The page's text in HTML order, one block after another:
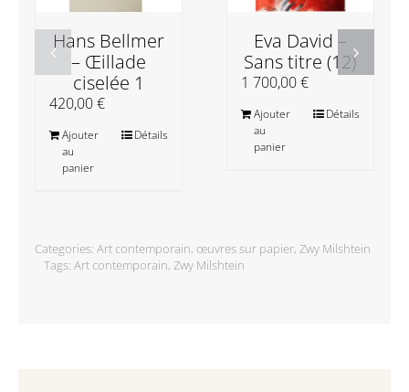
Hans Bellmer
– Œillade
ciselée 1
420,00€
Ajouter
au
panier
Détails
Eva David –
Sans titre (12)
1 700,00€
Ajouter
au
panier
Détails
Categories: Art contemporain, œuvres sur papier, Zwy Milshtein
Tags: Art contemporain, Zwy Milshtein